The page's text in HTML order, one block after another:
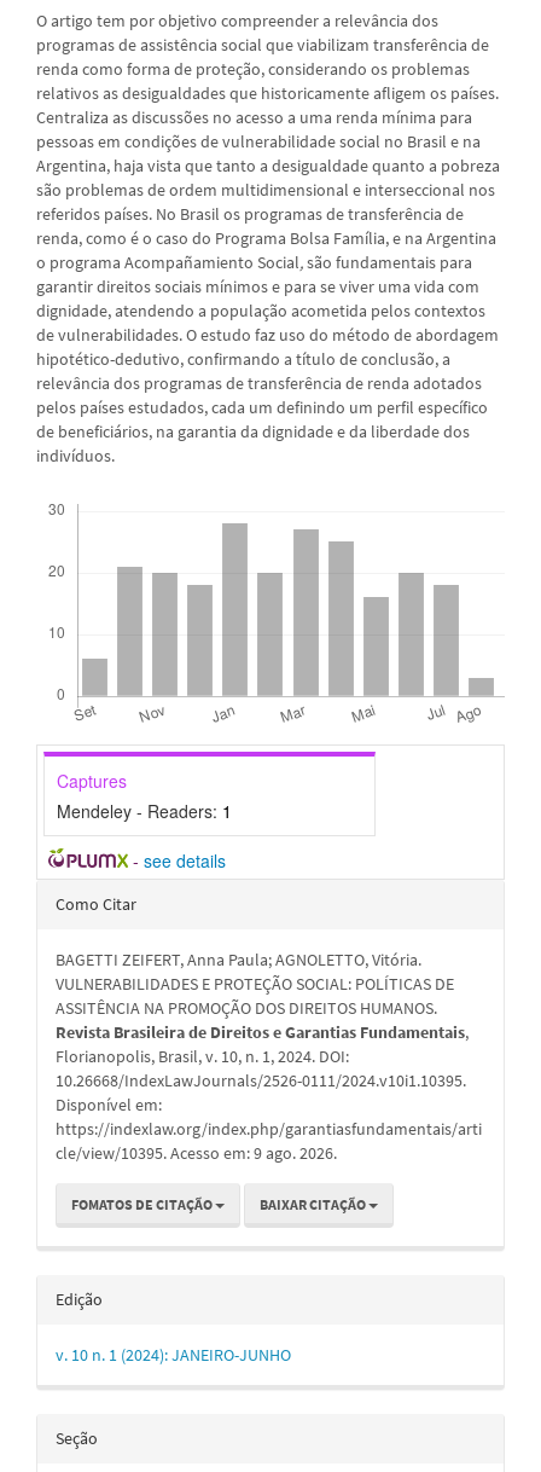
O artigo tem por objetivo compreender a relevância dos
programas de assistência social que viabilizam transferência de
renda como forma de proteção, considerando os problemas
relativos as desigualdades que historicamente afligem os países.
Centraliza as discussões no acesso a uma renda mínima para
pessoas em condições de vulnerabilidade social no Brasil e na
Argentina, haja vista que tanto a desigualdade quanto a pobreza
são problemas de ordem multidimensional e interseccional nos
referidos países. No Brasil os programas de transferência de
renda, como é o caso do Programa Bolsa Família, e na Argentina
o programa Acompañamiento Social,são fundamentais para
garantir direitos sociais mínimos e para se viver uma vida com
dignidade, atendendo a população acometida pelos contextos
de vulnerabilidades. O estudo faz uso do método de abordagem
hipotético-dedutivo, confirmando a título de conclusão, a
relevância dos programas de transferência de renda adotados
pelos países estudados, cada um definindo um perfil específico
de beneficiários, na garantia da dignidade e da liberdade dos
indivíduos.
Captures
Mendeley - Readers: 1
- see details
Detalhes
artigo
Como Citar
BAGETTI ZEIFERT, Anna Paula; AGNOLETTO, Vitória.
VULNERABILIDADES E PROTEÇÃO SOCIAL: POLÍTICAS DE
ASSITÊNCIA NA PROMOÇÃO DOS DIREITOS HUMANOS.
Revista Brasileira de Direitos e Garantias Fundamentais,
Florianopolis, Brasil, v. 10, n. 1, 2024. DOI:
10.26668/IndexLawJournals/2526-0111/2024.v10i1.10395.
Disponível em:
https://indexlaw.org/index.php/garantiasfundamentais/arti
cle/view/10395. Acesso em: 9 ago. 2026.
FOMATOS DE CITAÇÃO BAIXAR CITAÇÃO
Edição
v. 10 n. 1 (2024): JANEIRO-JUNHO
Seção